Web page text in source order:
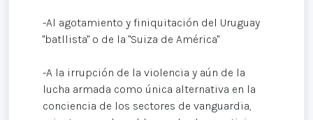
-Al agotamiento y finiquitación del Uruguay
"batllista" o de la "Suiza de América"
-A la irrupción de la violencia y aún de la
lucha armada como única alternativa en la
conciencia de los sectores de vanguardia,